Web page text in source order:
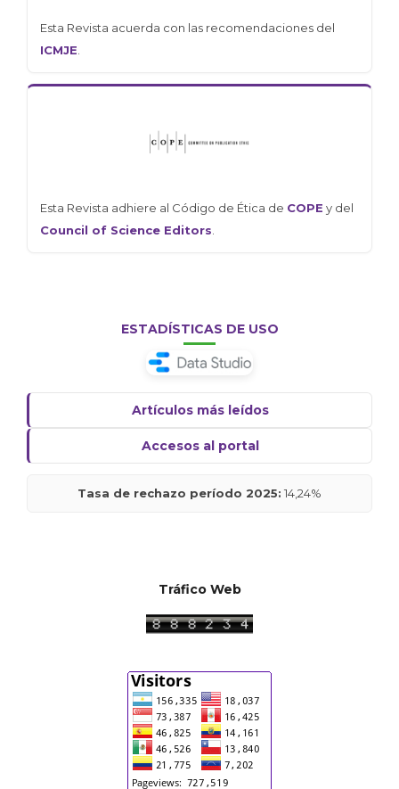
Esta Revista acuerda con las recomendaciones del
ICMJE.
Esta Revista adhiere al Código de Ética de COPE y del
Council of Science Editors.
ESTADÍSTICAS DE USO
Artículos más leídos
Accesos al portal
Tasa de rechazo período 2025: 14,24%
Tráfico Web